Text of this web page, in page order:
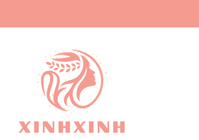
XinhXinh
Trang tin tức cho phái đẹp